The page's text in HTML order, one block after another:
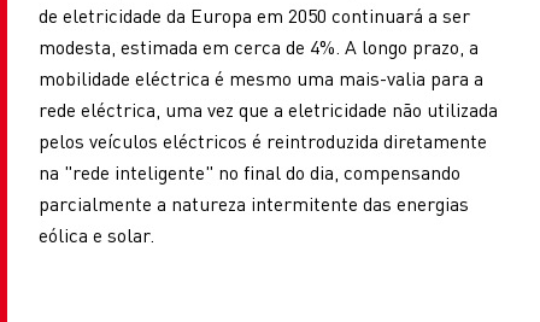
de eletricidade da Europa em 2050 continuará a ser
modesta, estimada em cerca de 4%. A longo prazo, a
mobilidade eléctrica é mesmo uma mais-valia para a
rede eléctrica, uma vez que a eletricidade não utilizada
pelos veículos eléctricos é reintroduzida diretamente
na "rede inteligente" no final do dia, compensando
parcialmente a natureza intermitente das energias
eólica e solar.